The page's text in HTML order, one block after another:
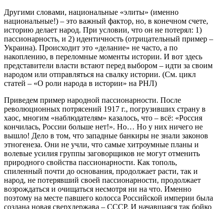
Другими словами, национальные «элиты» (именно
национальные!) – это важный фактор, но, в конечном счете,
историю делает народ. При условии, что он не потерял: 1)
пассионарность, и 2) идентичность (отрицательный пример –
Украина). Происходит это «делание» не часто, а по
накоплению, в переломные моменты истории. И вот здесь
представители власти встают перед выбором – идти за своим
народом или отправляться на свалку истории. (См. цикл
статей – «О роли народа в истории» на РНЛ)
Приведем пример народной пассионарности. После
революционных потрясений 1917 г., погрузивших страну в
хаос, многим «наблюдателям» казалось, что – всё: «Россия
кончилась, России больше нет!». Но… Но у них ничего не
вышло! Дело в том, что западные банкиры не знали законов
этногенеза. Они не учли, что самые хитроумные планы и
волевые усилия группы заговорщиков не могут отменить
природного свойства пассионарности. Как тополь,
спиленный почти до основания, продолжает расти, так и
народ, не потерявший своей пассионарности, продолжает
возрождаться и очищаться несмотря ни на что. Именно
поэтому на месте павшего колосса Российской империи была
создана новая сверхдержава – СССР. И начавшаяся так бойко